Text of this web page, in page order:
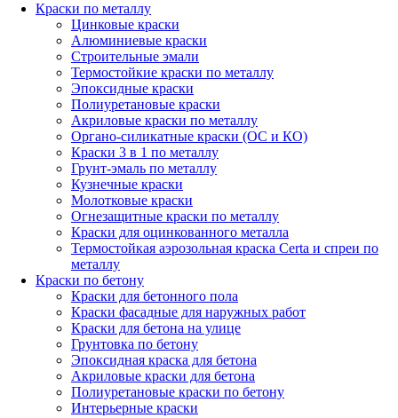
Краски по металлу
Цинковые краски
Алюминиевые краски
Строительные эмали
Термостойкие краски по металлу
Эпоксидные краски
Полиуретановые краски
Акриловые краски по металлу
Органо-силикатные краски (ОС и КО)
Краски 3 в 1 по металлу
Грунт-эмаль по металлу
Кузнечные краски
Молотковые краски
Огнезащитные краски по металлу
Краски для оцинкованного металла
Термостойкая аэрозольная краска Certa и спреи по
металлу
Краски по бетону
Краски для бетонного пола
Краски фасадные для наружных работ
Краски для бетона на улице
Грунтовка по бетону
Эпоксидная краска для бетона
Акриловые краски для бетона
Полиуретановые краски по бетону
Интерьерные краски